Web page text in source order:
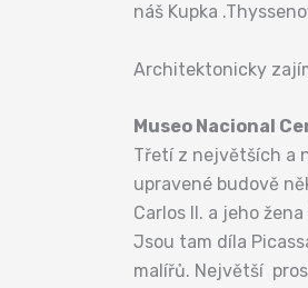
náš Kupka
Architektonicky
Museo Nacional
Třetí z největších a
upravené budově
Carlos II. a jeho
Jsou tam díla
malířů. Největší